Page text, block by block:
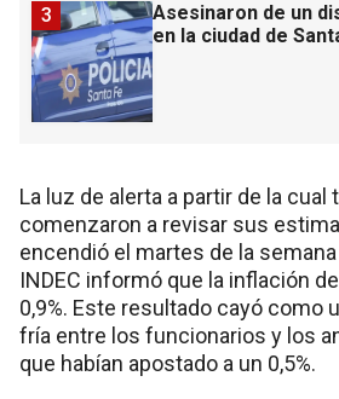
Asesinaron de un
en la ciudad de
3
La luz de alerta a partir de la
comenzaron a revisar sus
encendió el martes de la semana
INDEC informó que la inflación
0,9%. Este resultado cayó como
fría entre los funcionarios y los
que habían apostado a un 0,5%.